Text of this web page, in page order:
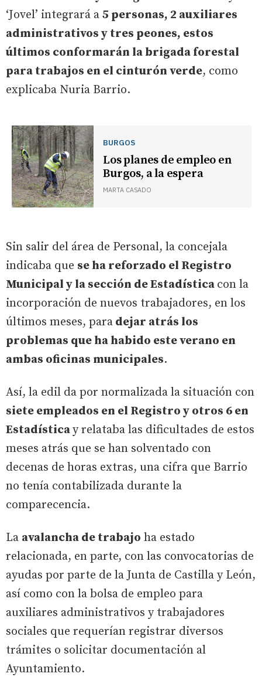
‘Jovel’ integrará a 5 personas, 2 auxiliares
administrativos y tres peones, estos
últimos conformarán la brigada forestal
para trabajos en el cinturón verde, como
explicaba Nuria Barrio.
BURGOS
Los planes de empleo en
Burgos, a la espera
MARTA CASADO
Sin salir del área de Personal, la concejala
indicaba que se ha reforzado el Registro
Municipal y la sección de Estadística con la
incorporación de nuevos trabajadores, en los
últimos meses, para dejar atrás los
problemas que ha habido este verano en
ambas oficinas municipales.
Así, la edil da por normalizada la situación con
siete empleados en el Registro y otros 6 en
Estadísticay relataba las dificultades de estos
meses atrás que se han solventado con
decenas de horas extras, una cifra que Barrio
no tenía contabilizada durante la
comparecencia.
La avalancha de trabajo ha estado
relacionada, en parte, con las convocatorias de
ayudas por parte de la Junta de Castilla y León,
así como con la bolsa de empleo para
auxiliares administrativos y trabajadores
sociales que requerían registrar diversos
trámites o solicitar documentación al
Ayuntamiento.